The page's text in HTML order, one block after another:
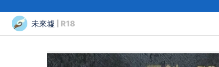
未來墟 | R18